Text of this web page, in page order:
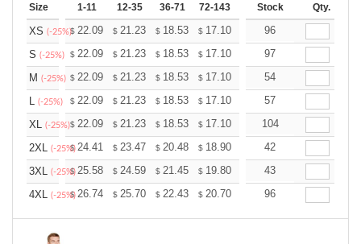
Size 1-11 12-35 36-71 72-143 144-287 288 + More
Stock Qty.
XS (-25%)$ 22.09 $ 21.23 $ 18.53 $ 17.10 16.24
96
S (-25%) $ 22.09 $ 21.23 $ 18.53 $ 17.10 16.24
97
M (-25%) $ 22.09 $ 21.23 $ 18.53 $ 17.10 16.24
54
L (-25%) $ 22.09 $ 21.23 $ 18.53 $ 17.10 16.24
57
XL (-25%)$ 22.09 $ 21.23 $ 18.53 $ 17.10 16.24
104
2XL (-25%)
$24.41 $ 23.47 $ 20.48 $ 18.90 17.96
42
3XL (-25%)
$25.58 $ 24.59 $ 21.45 $ 19.80 18.81
43
4XL (-25%)
$26.74 $ 25.70 $ 22.43 $ 20.70 19.67
96